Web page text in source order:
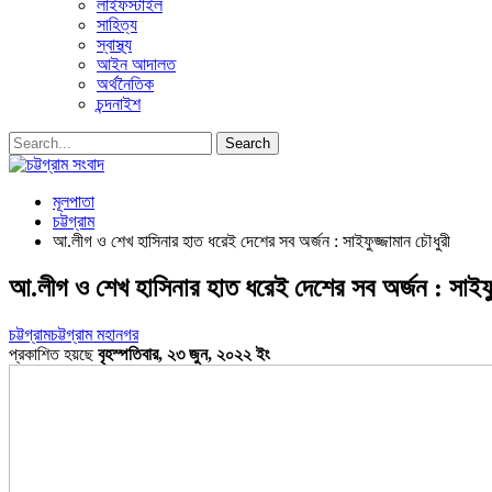
লাইফস্টাইল
সাহিত্য
স্বাস্থ্য
আইন আদালত
অর্থনৈতিক
চন্দনাইশ
মূলপাতা
চট্টগ্রাম
আ.লীগ ও শেখ হাসিনার হাত ধরেই দেশের সব অর্জন : সাইফুজ্জামান চৌধুরী
আ.লীগ ও শেখ হাসিনার হাত ধরেই দেশের সব অর্জন :
চট্টগ্রামচট্টগ্রাম মহানগর
প্রকাশিত হয়ছেবৃহস্পতিবার, ২৩ জুন, ২০২২ ইং